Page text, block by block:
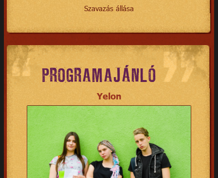
Szavazás állása
PROGRAMAJÁNLÓ
Yelon